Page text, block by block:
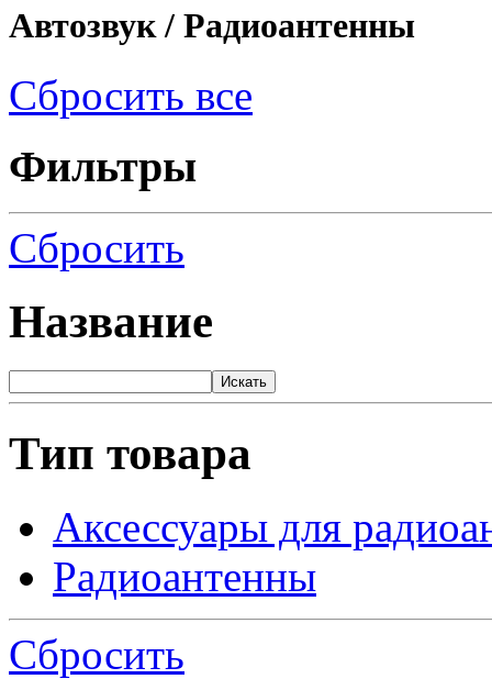
Автозвук / Радиоантенны
Сбросить все
Фильтры
Сбросить
Название
Искать
Тип товара
Аксессуары для
Радиоантенны
Сбросить